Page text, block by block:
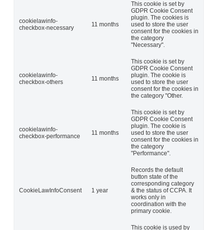
cookielawinfo-
checkbox-necessary
11 months
This cookie is set by
GDPR Cookie Consent
plugin. The cookies is
used to store the user
consent for the cookies in
the category
"Necessary".
cookielawinfo-
checkbox-others
11 months
This cookie is set by
GDPR Cookie Consent
plugin. The cookie is
used to store the user
consent for the cookies in
the category "Other.
cookielawinfo-
checkbox-performance
11 months
This cookie is set by
GDPR Cookie Consent
plugin. The cookie is
used to store the user
consent for the cookies in
the category
"Performance".
CookieLawInfoConsent 1 year
Records the default
button state of the
corresponding category
& the status of CCPA. It
works only in
coordination with the
primary cookie.
This cookie is used by